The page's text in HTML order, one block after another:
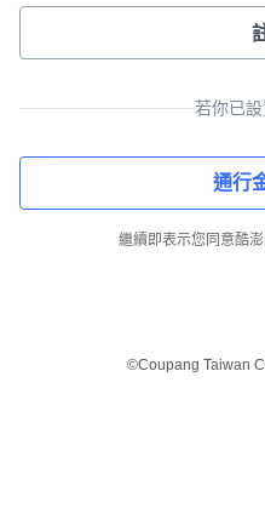
若你已
通行
繼續即表示您同意酷
©Coupang Taiwan